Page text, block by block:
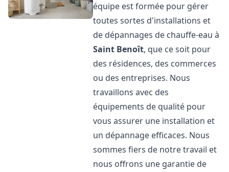
équipe est formée pour gérer
toutes sortes d'installations et
de dépannages de chauffe-eau à
Saint Benoît, que ce soit pour
des résidences, des commerces
ou des entreprises. Nous
travaillons avec des
équipements de qualité pour
vous assurer une installation et
un dépannage efficaces. Nous
sommes fiers de notre travail et
nous offrons une garantie de